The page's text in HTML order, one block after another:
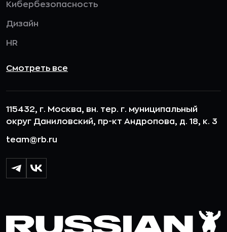
Кибербезопасность
Дизайн
HR
Смотреть все
115432, г. Москва, вн. тер. г. муниципальный
округ Даниловский, пр-кт Андропова, д. 18, к. 3
team@rb.ru